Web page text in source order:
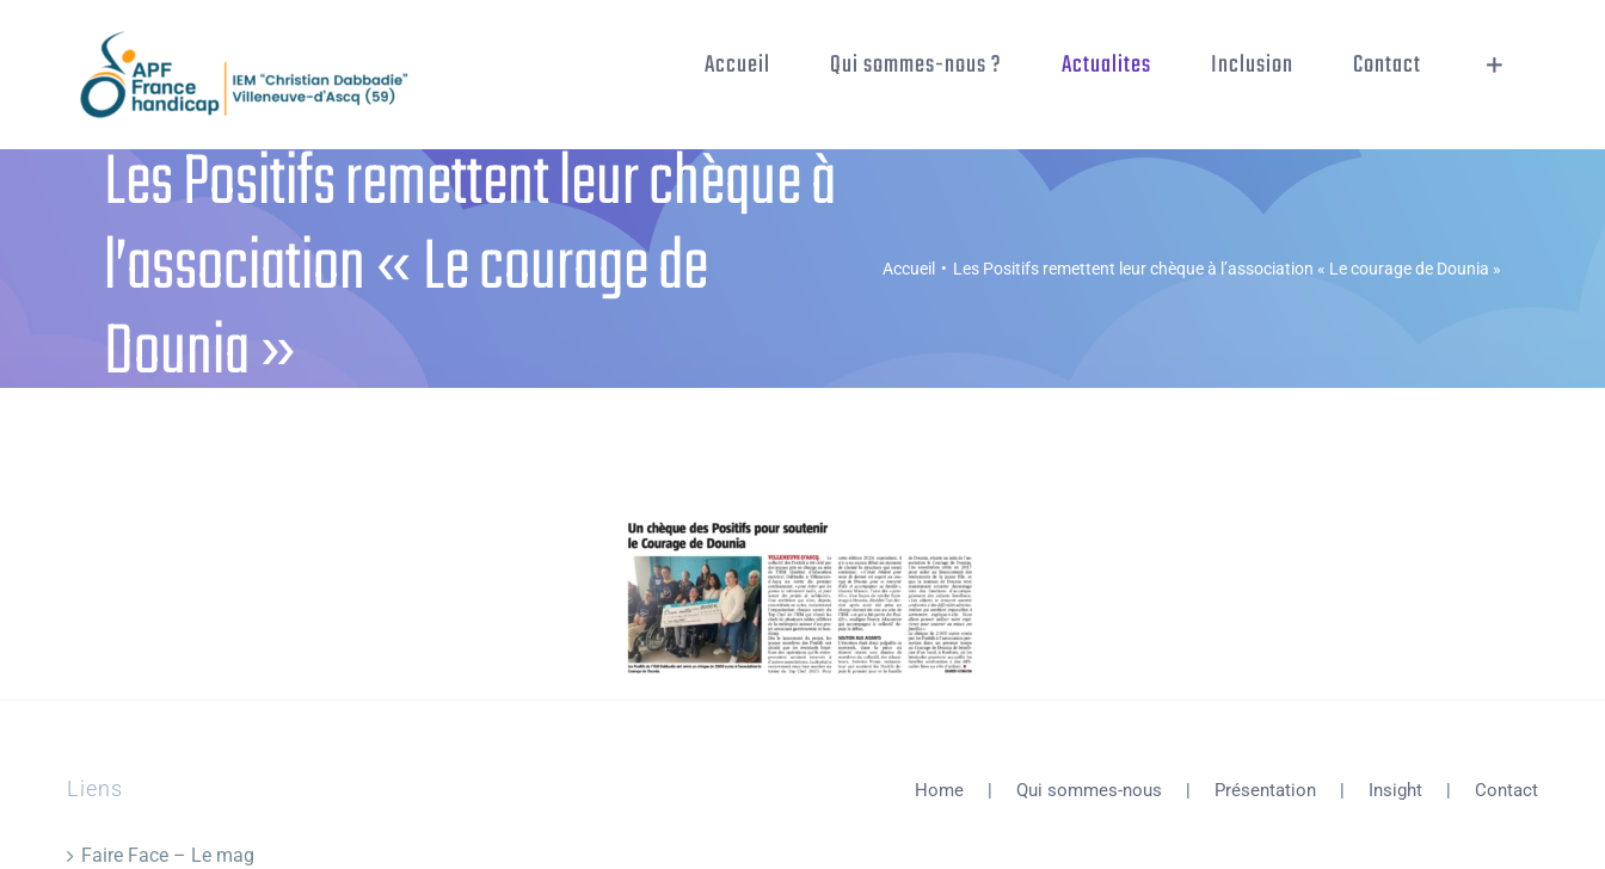
Accueil Qui sommes-nous ? Actualites Inclusion Contact
Les Positifs remettent leur chèque à
l’association « Le courage de
Dounia »
Accueil • Les Positifs remettent leur chèque à l’association « Le courage de Dounia »
Liens
Faire Face – Le mag
Home Qui sommes-nous Présentation Insight Contact